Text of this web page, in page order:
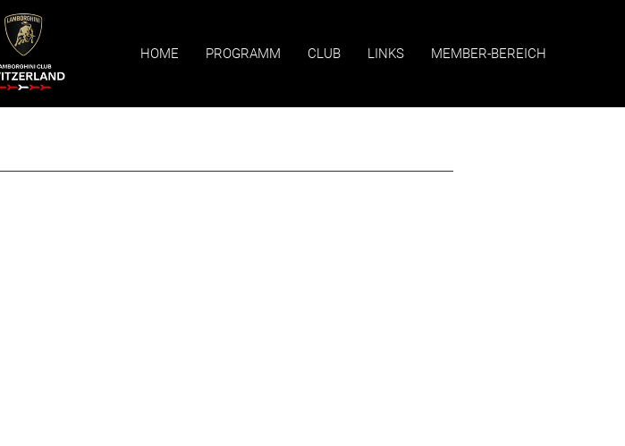
HOME PROGRAMM CLUB LINKS MEMBER-BEREICH